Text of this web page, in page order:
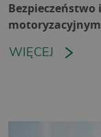
WIĘCEJ